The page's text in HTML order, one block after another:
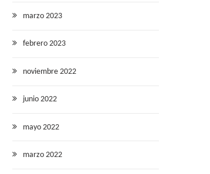
marzo 2023
febrero 2023
noviembre 2022
junio 2022
mayo 2022
marzo 2022